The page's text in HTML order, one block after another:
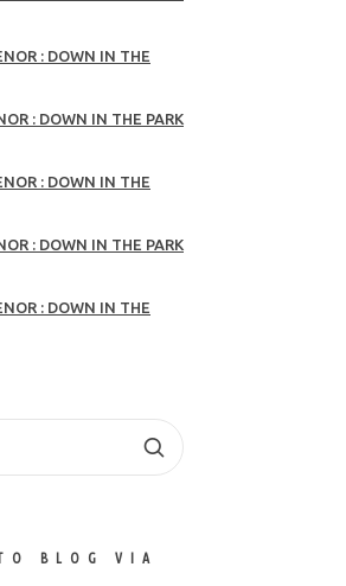
: DOWN IN THE
: DOWN IN THE PARK
: DOWN IN THE
: DOWN IN THE PARK
: DOWN IN THE
BLOG VIA